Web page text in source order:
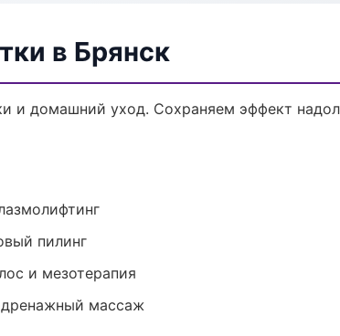
в Брянск
и домашний уход. Сохраняем эффект
пилинг
и мезотерапия
массаж